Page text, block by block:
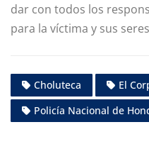
dar con todos los
para la víctima y sus
Choluteca
El
Policía Nacional de